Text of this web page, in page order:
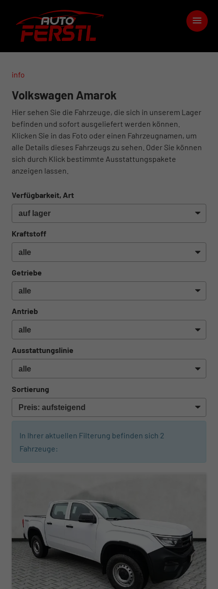
info
Volkswagen Amarok
Hier sehen Sie die Fahrzeuge, die sich in unserem Lager
befinden und sofort ausgeliefert werden können.
Klicken Sie in das Foto oder einen Fahrzeugnamen, um
alle Details dieses Fahrzeugs zu sehen. Oder Sie können
sich durch Klick bestimmte Ausstattungspakete
anzeigen lassen.
Verfügbarkeit, Art
Kraftstoff
Getriebe
Antrieb
Ausstattungslinie
Sortierung
In Ihrer aktuellen Filterung befinden sich 2
Fahrzeuge: